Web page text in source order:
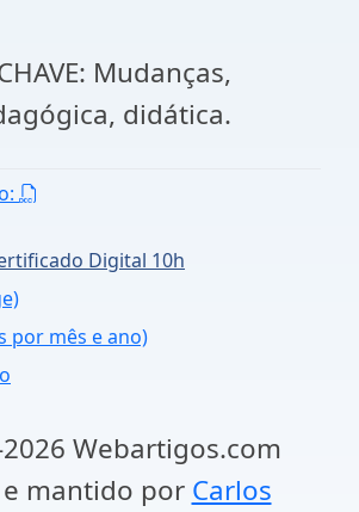
Mudanças,
didática.
Digital 10h
por mês e ano)
Webartigos.com
mantido por Carlos